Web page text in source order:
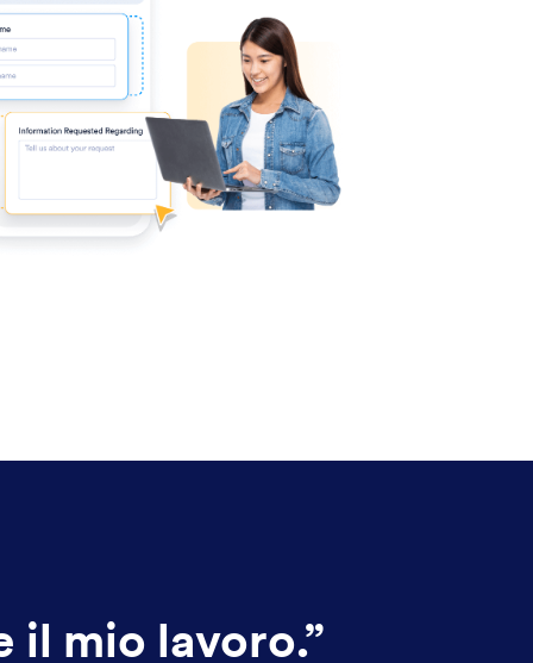
il mio lavoro.”